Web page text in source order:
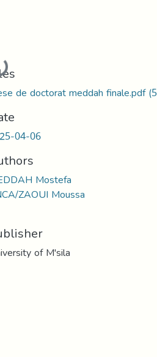
de doctorat meddah finale.pdf
04-06
Mostefa
ZAOUI Moussa
of M'sila